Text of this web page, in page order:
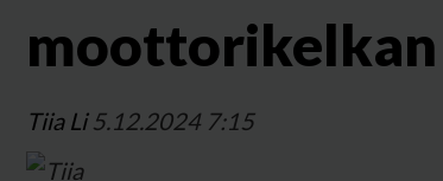
Tiia Li5.12.2024 7:15